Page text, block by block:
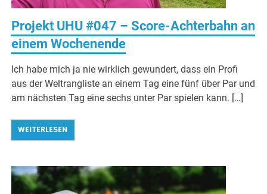
Projekt UHU #047 – Score-Achterbahn an
einem Wochenende
Ich habe mich ja nie wirklich gewundert, dass ein Profi
aus der Weltrangliste an einem Tag eine fünf über Par und
am nächsten Tag eine sechs unter Par spielen kann. […]
WEITERLESEN